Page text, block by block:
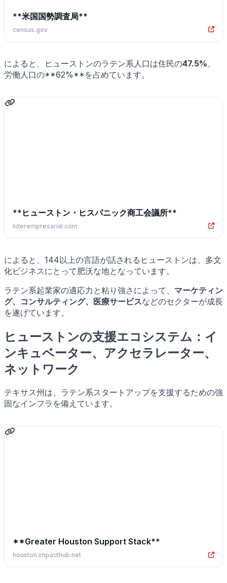
**米国国勢調査局**
census.gov
によると、ヒューストンのラテン系人口は住民の47.5%
労働人口の**62%**を占めています。
**ヒューストン・ヒスパニック商工会議所**
liderempresarial.com
によると、144以上の言語が話されるヒューストンは、多文
化ビジネスにとって肥沃な地となっています。
ラテン系起業家の適応力と粘り強さによって、 マーケティン
グ、コンサルティング、医療サービスなどのセクターが成長
を遂げています。
ヒューストンの支援エコシステム：イ
ンキュベーター、アクセラレーター、
ネットワーク
テキサス州は、ラテン系スタートアップを支援するための強
固なインフラを備えています。
**Greater Houston Support Stack**
houston.impacthub.net